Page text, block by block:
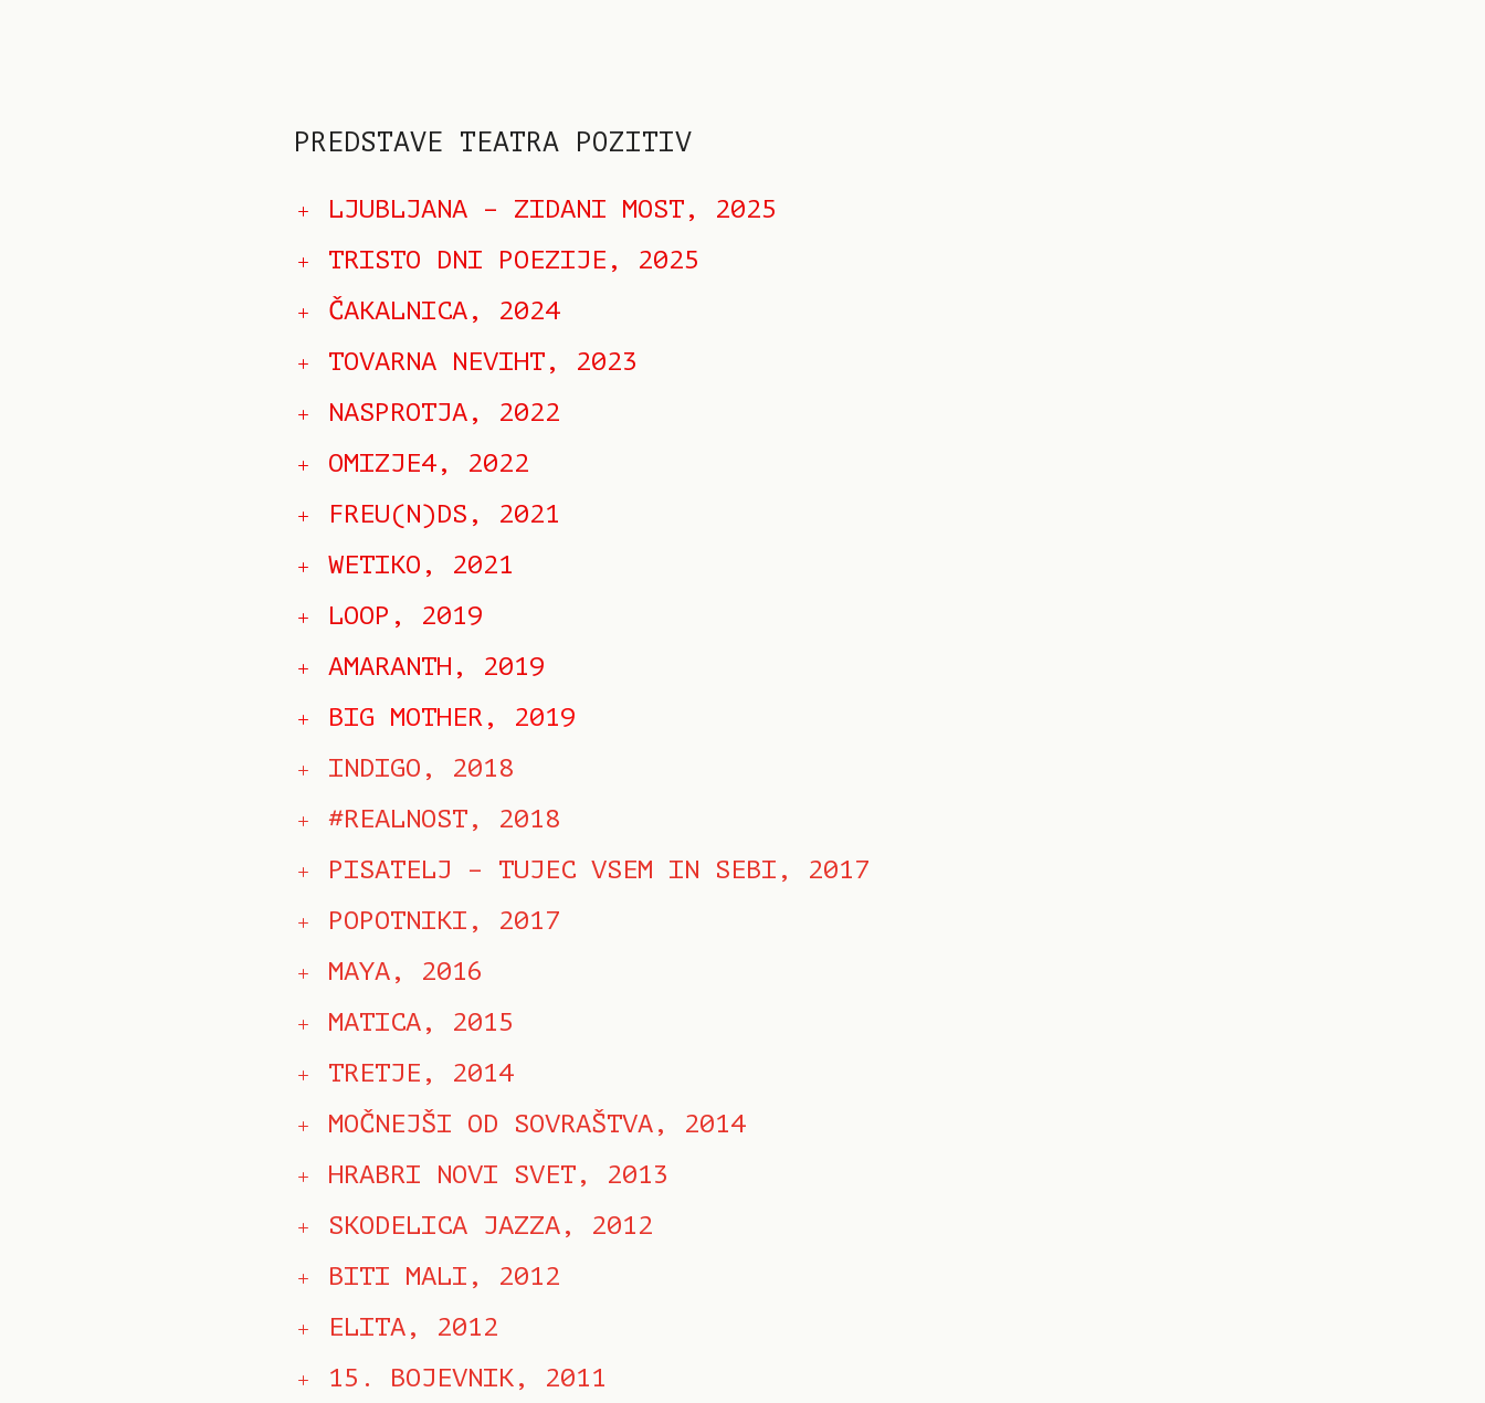
PREDSTAVE TEATRA POZITIV
LJUBLJANA – ZIDANI MOST, 2025
TRISTO DNI POEZIJE, 2025
ČAKALNICA, 2024
TOVARNA NEVIHT, 2023
NASPROTJA, 2022
OMIZJE4, 2022
FREU(N)DS, 2021
WETIKO, 2021
LOOP, 2019
AMARANTH, 2019
BIG MOTHER, 2019
INDIGO, 2018
#REALNOST, 2018
PISATELJ – TUJEC VSEM IN SEBI, 2017
POPOTNIKI, 2017
MAYA, 2016
MATICA, 2015
TRETJE, 2014
MOČNEJŠI OD SOVRAŠTVA, 2014
HRABRI NOVI SVET, 2013
SKODELICA JAZZA, 2012
BITI MALI, 2012
ELITA, 2012
15. BOJEVNIK, 2011